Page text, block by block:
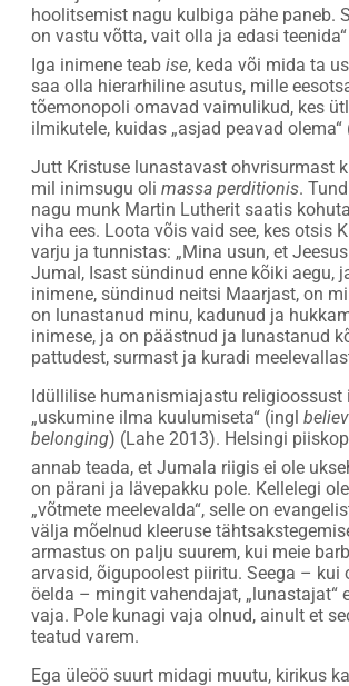
hoolitsemist nagu kulbiga pähe paneb.
on vastu võtta, vait olla ja edasi
Iga inimene teab ise, keda või mida ta
saa olla hierarhiline asutus, mille
tõemonopoli omavad vaimulikud, kes
ilmikutele, kuidas „asjad peavad olema“
Jutt Kristuse lunastavast ohvrisurmast
mil inimsugu oli massa perditionis.
nagu munk Martin Lutherit saatis
viha ees. Loota võis vaid see, kes otsis
varju ja tunnistas: „Mina usun, et
Jumal, Isast sündinud enne kõiki aegu,
inimene, sündinud neitsi Maarjast, on
on lunastanud minu, kadunud ja
inimese, ja on päästnud ja lunastanud
pattudest, surmast ja kuradi
Idüllilise humanismiajastu religioossust
„uskumine ilma kuulumiseta“ (ingl
belonging) (Lahe 2013). Helsingi
annab teada, et Jumala riigis ei ole
on pärani ja lävepakku pole. Kellelegi
„võtmete meelevalda“, selle on
välja mõelnud kleeruse
armastus on palju suurem, kui meie
arvasid, õigupoolest piiritu. Seega – kui
öelda – mingit vahendajat, „lunastajat“
vaja. Pole kunagi vaja olnud, ainult et
teatud varem.
Ega üleöö suurt midagi muutu, kirikus